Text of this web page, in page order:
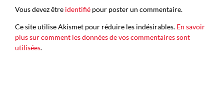
Vous devez être identifié pour poster un commentaire.
Ce site utilise Akismet pour réduire les indésirables. En savoir
plus sur comment les données de vos commentaires sont
utilisées.